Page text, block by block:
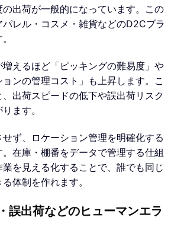
の出荷が一般的になっています。この
レル・コスメ・雑貨などのD2Cブラ
えるほど「ピッキングの難易度」や
ョンの管理コスト」も上昇します。こ
出荷スピードの低下や誤出荷リスク
ます。
ず、ロケーション管理を明確化する
。在庫・棚番をデータで管理する仕組
を見える化することで、誰でも同じ
体制を作れます。
誤出荷などのヒューマンエラ